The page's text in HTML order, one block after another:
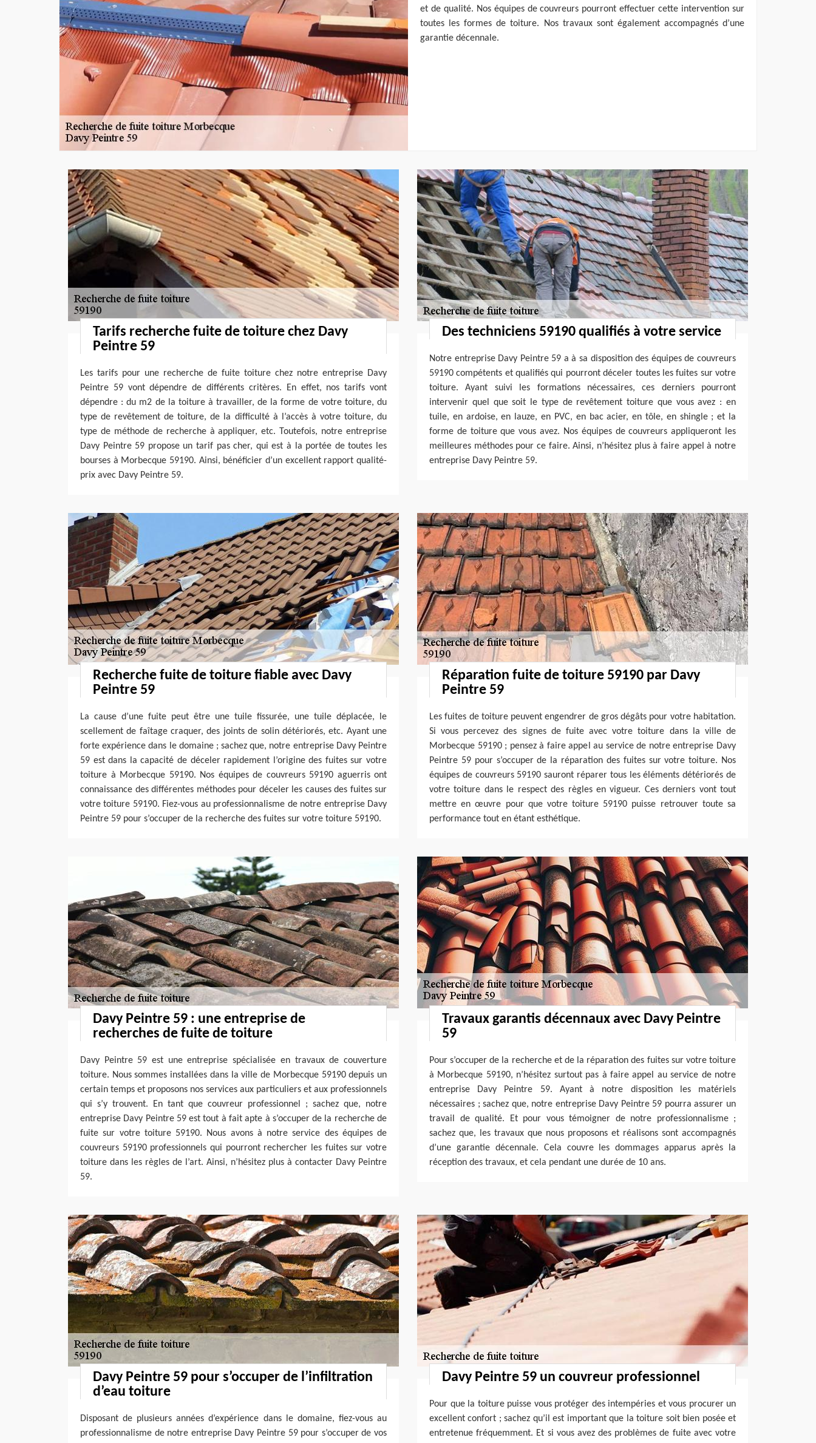
et de qualité. Nos équipes de couvreurs pourront effectuer cette intervention sur
toutes les formes de toiture. Nos travaux sont également accompagnés d’une
garantie décennale.
Tarifs recherche fuite de toiture chez Davy
Peintre 59
Les tarifs pour une recherche de fuite toiture chez notre entreprise Davy
Peintre 59 vont dépendre de différents critères. En effet, nos tarifs vont
dépendre : du m2 de la toiture à travailler, de la forme de votre toiture, du
type de revêtement de toiture, de la difficulté à l’accès à votre toiture, du
type de méthode de recherche à appliquer, etc. Toutefois, notre entreprise
Davy Peintre 59 propose un tarif pas cher, qui est à la portée de toutes les
bourses à Morbecque 59190. Ainsi, bénéficier d’un excellent rapport qualité-
prix avec Davy Peintre 59.
Des techniciens 59190 qualifiés à votre service
Notre entreprise Davy Peintre 59 a à sa disposition des équipes de couvreurs
59190 compétents et qualifiés qui pourront déceler toutes les fuites sur votre
toiture. Ayant suivi les formations nécessaires, ces derniers pourront
intervenir quel que soit le type de revêtement toiture que vous avez : en
tuile, en ardoise, en lauze, en PVC, en bac acier, en tôle, en shingle ; et la
forme de toiture que vous avez. Nos équipes de couvreurs appliqueront les
meilleures méthodes pour ce faire. Ainsi, n’hésitez plus à faire appel à notre
entreprise Davy Peintre 59.
Recherche fuite de toiture fiable avec Davy
Peintre 59
La cause d’une fuite peut être une tuile fissurée, une tuile déplacée, le
scellement de faîtage craquer, des joints de solin détériorés, etc. Ayant une
forte expérience dans le domaine ; sachez que, notre entreprise Davy Peintre
59 est dans la capacité de déceler rapidement l’origine des fuites sur votre
toiture à Morbecque 59190. Nos équipes de couvreurs 59190 aguerris ont
connaissance des différentes méthodes pour déceler les causes des fuites sur
votre toiture 59190. Fiez-vous au professionnalisme de notre entreprise Davy
Peintre 59 pour s’occuper de la recherche des fuites sur votre toiture 59190.
Réparation fuite de toiture 59190 par Davy
Peintre 59
Les fuites de toiture peuvent engendrer de gros dégâts pour votre habitation.
Si vous percevez des signes de fuite avec votre toiture dans la ville de
Morbecque 59190 ; pensez à faire appel au service de notre entreprise Davy
Peintre 59 pour s’occuper de la réparation des fuites sur votre toiture. Nos
équipes de couvreurs 59190 sauront réparer tous les éléments détériorés de
votre toiture dans le respect des règles en vigueur. Ces derniers vont tout
mettre en œuvre pour que votre toiture 59190 puisse retrouver toute sa
performance tout en étant esthétique.
Davy Peintre 59 : une entreprise de
recherches de fuite de toiture
Davy Peintre 59 est une entreprise spécialisée en travaux de couverture
toiture. Nous sommes installées dans la ville de Morbecque 59190 depuis un
certain temps et proposons nos services aux particuliers et aux professionnels
qui s’y trouvent. En tant que couvreur professionnel ; sachez que, notre
entreprise Davy Peintre 59 est tout à fait apte à s’occuper de la recherche de
fuite sur votre toiture 59190. Nous avons à notre service des équipes de
couvreurs 59190 professionnels qui pourront rechercher les fuites sur votre
toiture dans les règles de l’art. Ainsi, n’hésitez plus à contacter Davy Peintre
59.
Travaux garantis décennaux avec Davy Peintre
59
Pour s’occuper de la recherche et de la réparation des fuites sur votre toiture
à Morbecque 59190, n’hésitez surtout pas à faire appel au service de notre
entreprise Davy Peintre 59. Ayant à notre disposition les matériels
nécessaires ; sachez que, notre entreprise Davy Peintre 59 pourra assurer un
travail de qualité. Et pour vous témoigner de notre professionnalisme ;
sachez que, les travaux que nous proposons et réalisons sont accompagnés
d’une garantie décennale. Cela couvre les dommages apparus après la
réception des travaux, et cela pendant une durée de 10 ans.
Davy Peintre 59 pour s’occuper de l’infiltration
d’eau toiture
Disposant de plusieurs années d’expérience dans le domaine, fiez-vous au
professionnalisme de notre entreprise Davy Peintre 59 pour s’occuper de vos
Davy Peintre 59 un couvreur professionnel
Pour que la toiture puisse vous protéger des intempéries et vous procurer un
excellent confort ; sachez qu’il est important que la toiture soit bien posée et
entretenue fréquemment. Et si vous avez des problèmes de fuite avec votre